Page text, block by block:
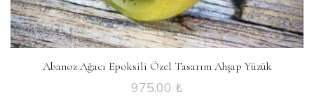
Abanoz Ağacı Epoksili Özel Tasarım Ahşap Yüzük
975.00 ₺